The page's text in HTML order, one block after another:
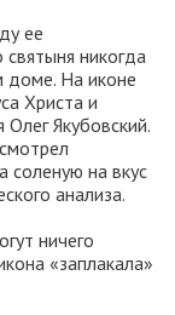
ее
никогда
доме. На иконе
Христа и
Якубовский.
соленую на вкус
анализа.
ничего
«заплакала»